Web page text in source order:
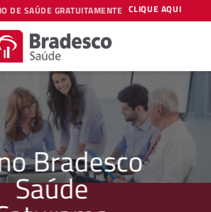
DE SAÚDE GRATUITAMENTE CLIQUE AQUI
Bradesco
Saúde